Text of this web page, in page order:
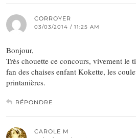
CORROYER
03/03/2014 / 11:25 AM
Bonjour,
Très chouette ce concours, vivement le
fan des chaises enfant Kokette, les
printanières.
RÉPONDRE
CAROLE M